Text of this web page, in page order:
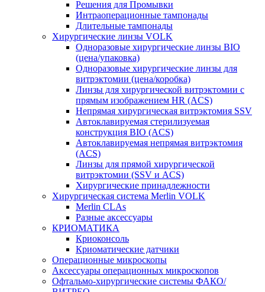
Решения для Промывки
Интраоперационные тампонады
Длительные тампонады
Хирургические линзы VOLK
Одноразовые хирургические линзы BIO
(цена/упаковка)
Одноразовые хирургические линзы для
витрэктомии (цена/коробка)
Линзы для хирургической витрэктомии с
прямым изображением HR (ACS)
Непрямая хирургическая витрэктомия SSV
Автоклавируемая стерилизуемая
конструкция BIO (ACS)
Автоклавируемая непрямая витрэктомия
(ACS)
Линзы для прямой хирургической
витрэктомии (SSV и ACS)
Хирургические принадлежности
Хирургическая система Merlin VOLK
Merlin CLAs
Разные аксессуары
КРИОМАТИКА
Криоконсоль
Криоматические датчики
Операционные микроскопы
Аксессуары операционных микроскопов
Офтальмо-хирургические системы ФАКО/